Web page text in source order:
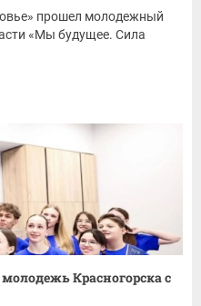
прошел молодежный
«Мы будущее. Сила
Красногорска с